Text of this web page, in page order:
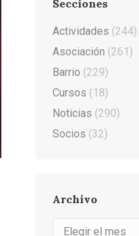
Secciones
Actividades (244)
Asociación (261)
Barrio (229)
Cursos (18)
Noticias (290)
Socios (32)
Archivo
Archivo